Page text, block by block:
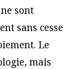
sont
sans cesse
Le
mais